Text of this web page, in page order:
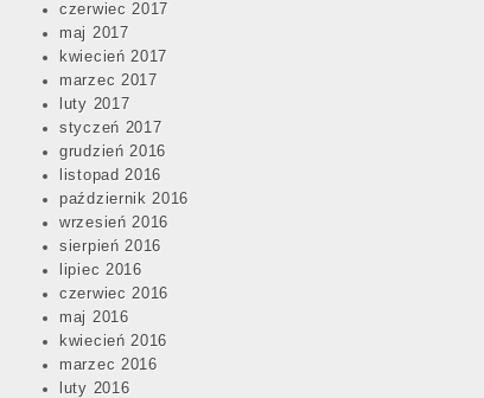
czerwiec 2017
maj 2017
kwiecień 2017
marzec 2017
luty 2017
styczeń 2017
grudzień 2016
listopad 2016
październik 2016
wrzesień 2016
sierpień 2016
lipiec 2016
czerwiec 2016
maj 2016
kwiecień 2016
marzec 2016
luty 2016